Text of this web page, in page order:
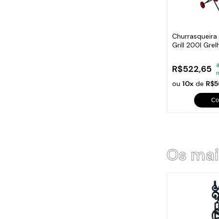
Grill 200l
R$522,65
ou10x de
Os